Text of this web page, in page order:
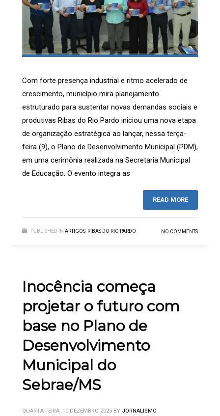
Com forte presença industrial e ritmo acelerado de
crescimento, município mira planejamento
estruturado para sustentar novas demandas sociais e
produtivas Ribas do Rio Pardo iniciou uma nova etapa
de organização estratégica ao lançar, nessa terça-
feira (9), o Plano de Desenvolvimento Municipal (PDM),
em uma cerimônia realizada na Secretaria Municipal
de Educação. O evento integra as
READ MORE
PUBLISHED IN ARTIGOS RIBAS DO RIO PARDO NO COMMENTS
Inocência começa
projetar o futuro com
base no Plano de
Desenvolvimento
Municipal do
Sebrae/MS
QUARTA-FEIRA, 10 DEZEMBRO 2025 BY JORNALISMO